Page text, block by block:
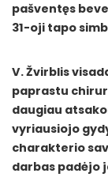
pašventęs
31-oji tapo
V. Žvirblis
paprastu
daugiau
vyriausiojo
charakterio
darbas padėjo